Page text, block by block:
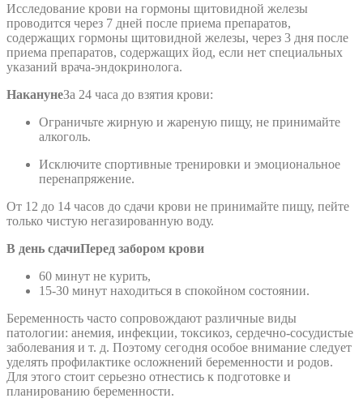
Исследование крови на гормоны щитовидной железы
проводится через 7 дней после приема препаратов,
содержащих гормоны щитовидной железы, через 3 дня после
приема препаратов, содержащих йод, если нет специальных
указаний врача-эндокринолога.
НаканунеЗа 24 часа до взятия крови:
Ограничьте жирную и жареную пищу, не принимайте
алкоголь.
Исключите спортивные тренировки и эмоциональное
перенапряжение.
От 12 до 14 часов до сдачи крови не принимайте пищу, пейте
только чистую негазированную воду.
В день сдачиПеред забором крови
60 минут не курить,
15-30 минут находиться в спокойном состоянии.
Беременность часто сопровождают различные виды
патологии: анемия, инфекции, токсикоз, сердечно-сосудистые
заболевания и т. д. Поэтому сегодня особое внимание следует
уделять профилактике осложнений беременности и родов.
Для этого стоит серьезно отнестись к подготовке и
планированию беременности.